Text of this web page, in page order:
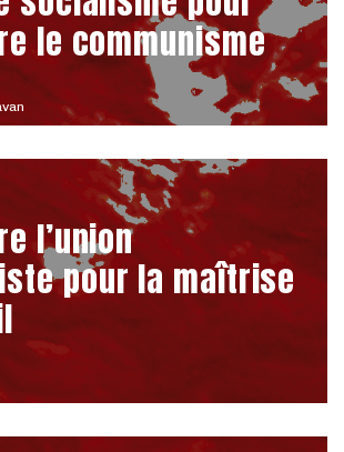
le communisme
l’union
pour la maîtrise